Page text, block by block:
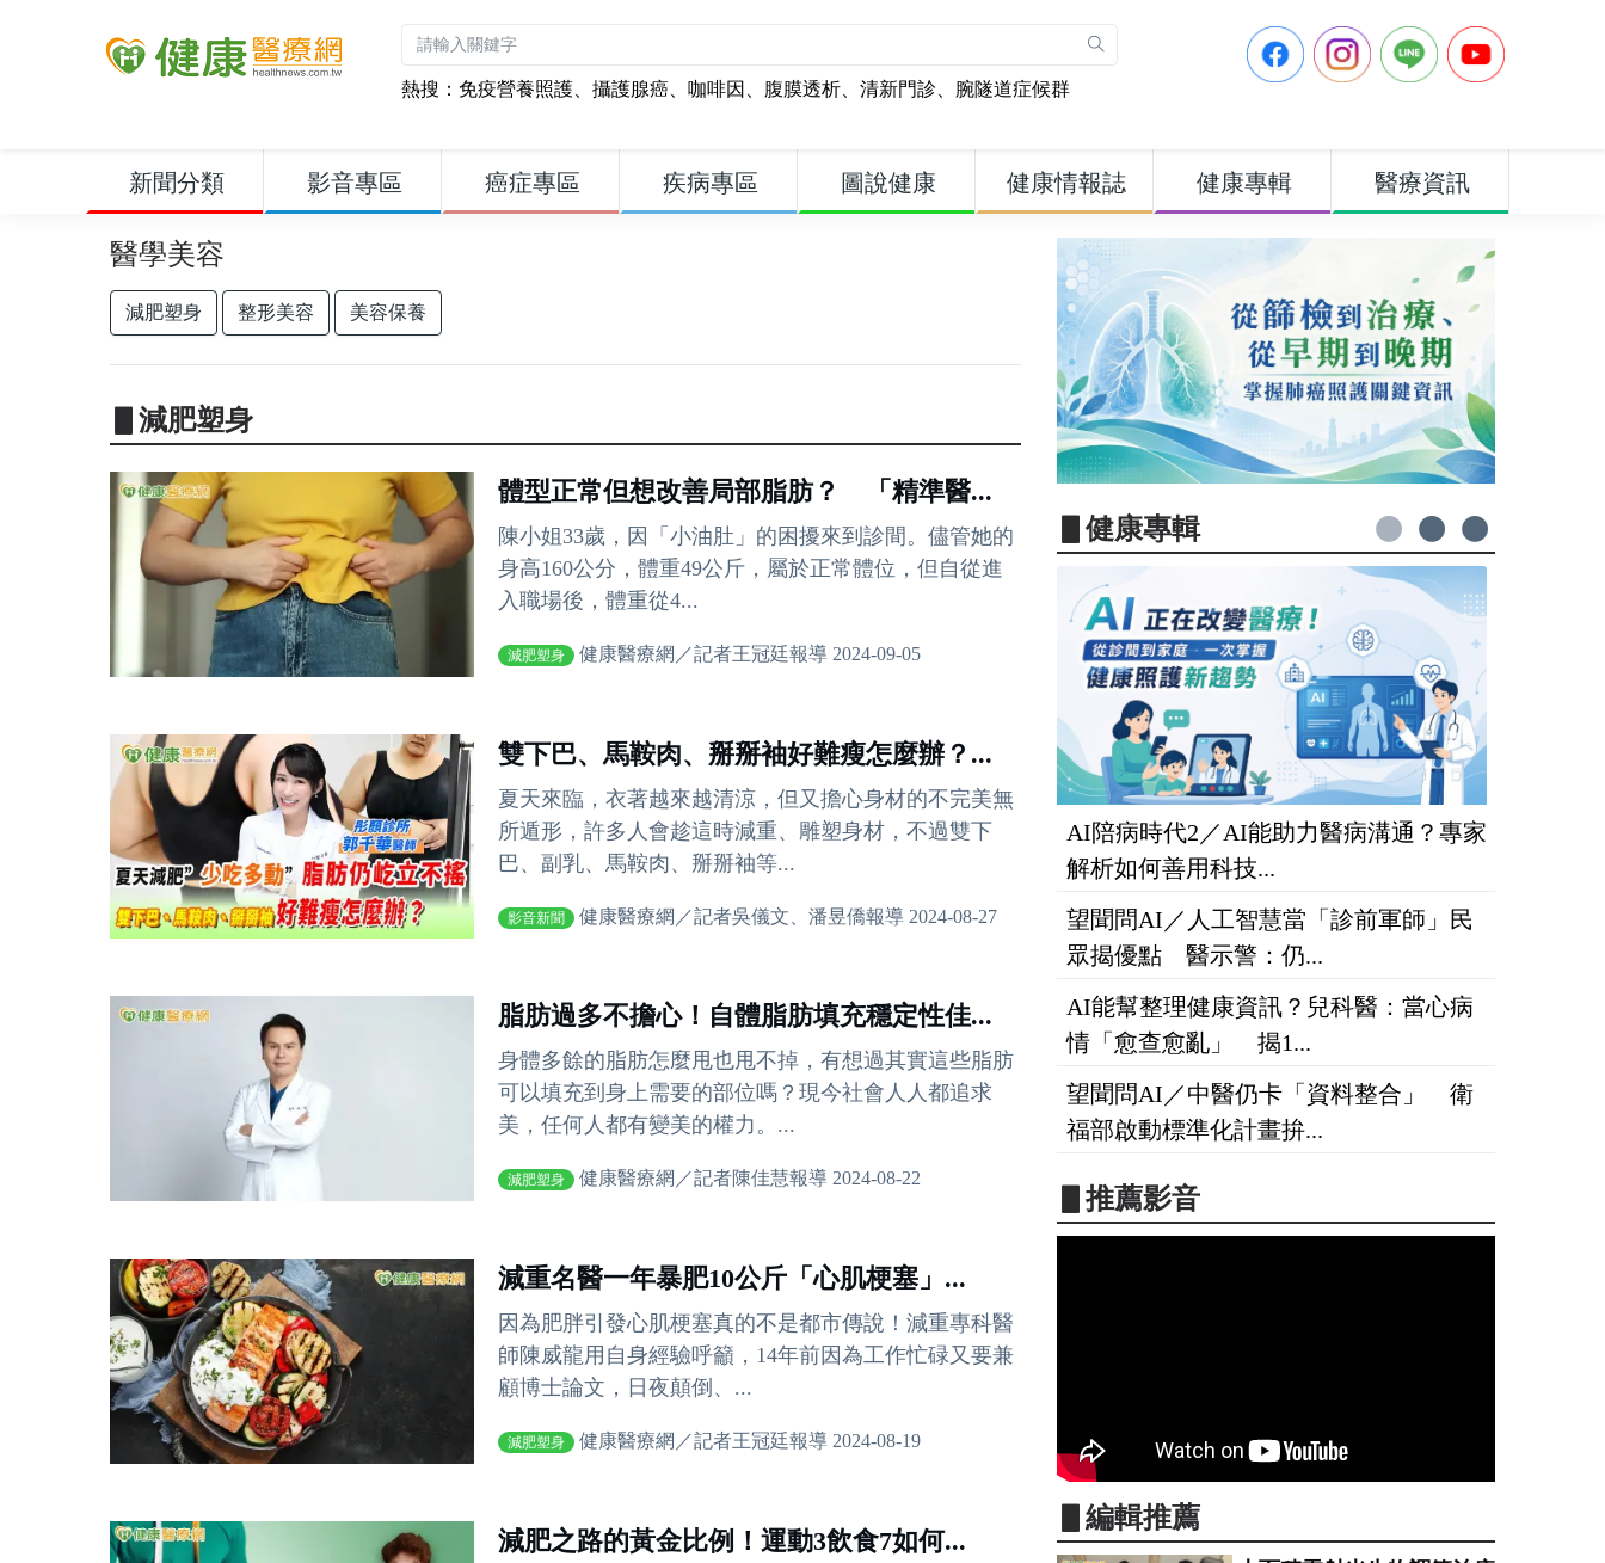
熱搜： 免疫營養照護、 攝護腺癌、 咖啡因、 腹膜透析、 清新門診、 腕隧道症候群
新聞分類 影音專區 癌症專區 疾病專區 圖說健康 健康情報誌 健康專輯 醫療資訊
醫學美容
減肥塑身 整形美容 美容保養
▋減肥塑身
體型正常但想改善局部脂肪？ 「精準醫...
陳小姐33歲，因「小油肚」的困擾來到診間。儘管她的
身高160公分，體重49公斤，屬於正常體位，但自從進
入職場後，體重從4...
減肥塑身 健康醫療網／記者王冠廷報導 2024-09-05
雙下巴、馬鞍肉、掰掰袖好難瘦怎麼辦？...
夏天來臨，衣著越來越清涼，但又擔心身材的不完美無
所遁形，許多人會趁這時減重、雕塑身材，不過雙下
巴、副乳、馬鞍肉、掰掰袖等...
影音新聞 健康醫療網／記者吳儀文、潘昱僑報導 2024-08-27
脂肪過多不擔心！自體脂肪填充穩定性佳...
身體多餘的脂肪怎麼甩也甩不掉，有想過其實這些脂肪
可以填充到身上需要的部位嗎？現今社會人人都追求
美，任何人都有變美的權力。...
減肥塑身 健康醫療網／記者陳佳慧報導 2024-08-22
減重名醫一年暴肥10公斤「心肌梗塞」...
因為肥胖引發心肌梗塞真的不是都市傳說！減重專科醫
師陳威龍用自身經驗呼籲，14年前因為工作忙碌又要兼
顧博士論文，日夜顛倒、...
減肥塑身 健康醫療網／記者王冠廷報導 2024-08-19
減肥之路的黃金比例！運動3飲食7如何...
▋健康專輯
AI陪病時代2／AI能助力醫病溝通？專家
解析如何善用科技...
望聞問AI／人工智慧當「診前軍師」民
眾揭優點 醫示警：仍...
AI能幫整理健康資訊？兒科醫：當心病
情「愈查愈亂」 揭1...
望聞問AI／中醫仍卡「資料整合」 衛
福部啟動標準化計畫拚...
▋推薦影音
▋編輯推薦